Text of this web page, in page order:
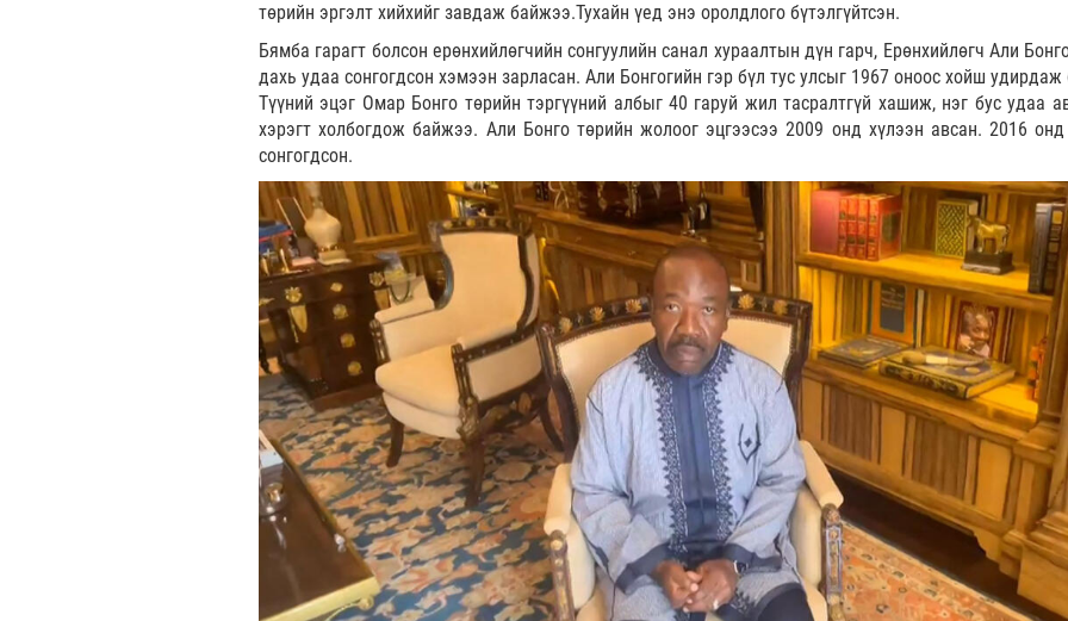
төрийн эргэлт хийхийг завдаж байжээ.Тухайн үед энэ оролдлого бүтэлгүйтсэн.
Бямба гарагт болсон ерөнхийлөгчийн сонгуулийн санал хураалтын дүн гарч, Ерөнхийлөгч Али
дахь удаа сонгогдсон хэмээн зарласан. Али Бонгогийн гэр бүл тус улсыг 1967 оноос хойш удирдаж
Түүний эцэг Омар Бонго төрийн тэргүүний албыг 40 гаруй жил тасралтгүй хашиж, нэг бус удаа
хэрэгт холбогдож байжээ. Али Бонго төрийн жолоог эцгээсээ 2009 онд хүлээн авсан. 2016
сонгогдсон.